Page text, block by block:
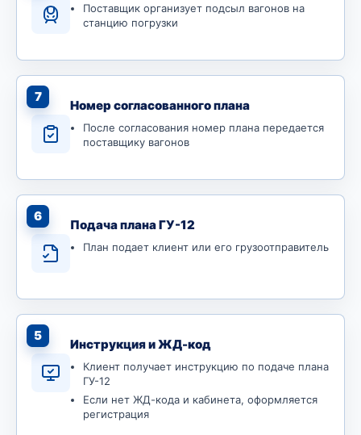
Поставщик организует подсыл вагонов на
станцию погрузки
7
Номер согласованного плана
После согласования номер плана передается
поставщику вагонов
6
Подача плана ГУ-12
План подает клиент или его грузоотправитель
5
Инструкция и ЖД-код
Клиент получает инструкцию по подаче плана
ГУ-12
Если нет ЖД-кода и кабинета, оформляется
регистрация